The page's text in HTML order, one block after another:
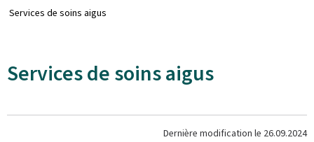
Services de soins aigus
Services de soins aigus
Dernière modification le 26.09.2024